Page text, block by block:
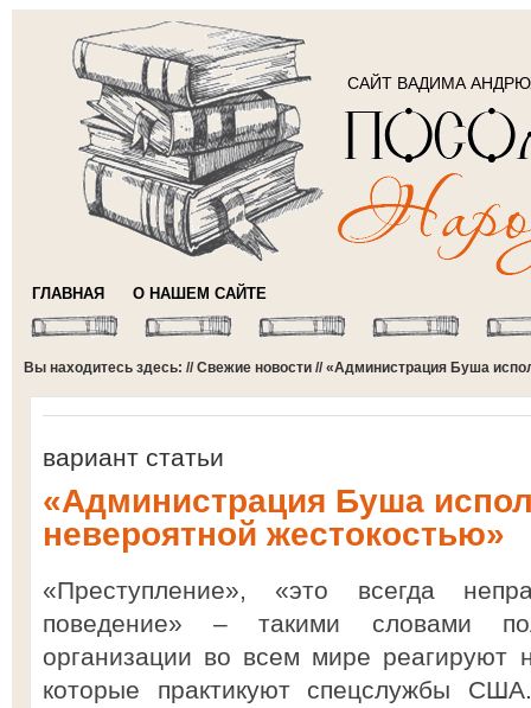
САЙТ ВАДИМА
ГЛАВНАЯ О НАШЕМ САЙТЕ
Вы находитесь здесь: //Свежие новости // «Администрация Буша
вариант статьи
«Администрация Буша
невероятной жестокостью»
«Преступление», «это всегда
поведение» – такими словами
организации во всем мире
которые практикуют спецслужбы